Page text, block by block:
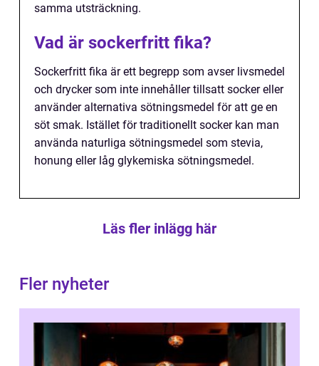
samma utsträckning.
Vad är sockerfritt fika?
Sockerfritt fika är ett begrepp som avser livsmedel
och drycker som inte innehåller tillsatt socker eller
använder alternativa sötningsmedel för att ge en
söt smak. Istället för traditionellt socker kan man
använda naturliga sötningsmedel som stevia,
honung eller låg glykemiska sötningsmedel.
Läs fler inlägg här
Fler nyheter